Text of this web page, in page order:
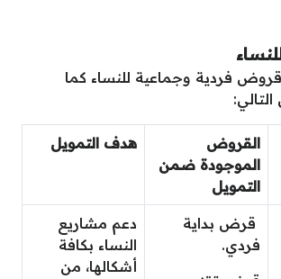
فردية وجماعية للنساء كما
القروض
الموجودة ضمن
التمويل
هدف التمويل
قرض بداية
فردي.
دعم مشاريع
النساء بكافة
أشكالها، من